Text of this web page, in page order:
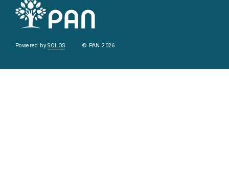
Powered bySOLOS © PAN 2026